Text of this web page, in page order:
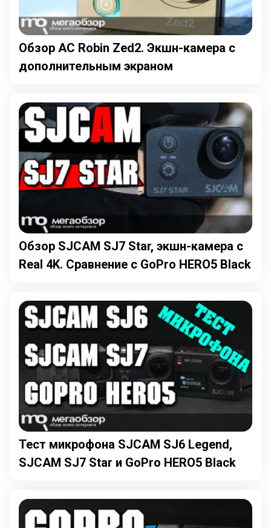
Обзор AC Robin Zed2. Экшн-камера с
дополнительным экраном
Обзор SJCAM SJ7 Star, экшн-камера с
Real 4K. Сравнение с GoPro HERO5 Black
Тест микрофона SJCAM SJ6 Legend,
SJCAM SJ7 Star и GoPro HERO5 Black